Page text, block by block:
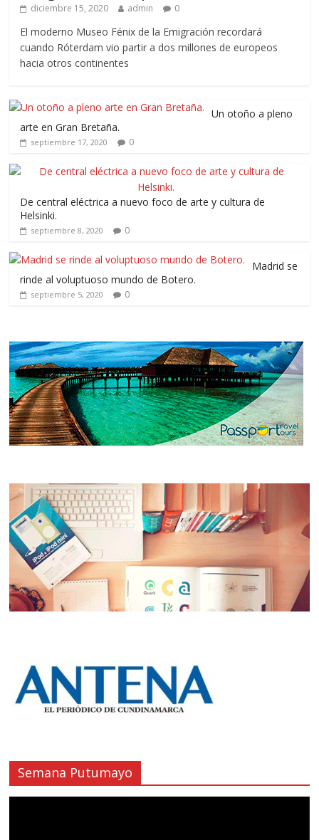
diciembre 15, 2020 admin 0
El moderno Museo Fénix de la Emigración recordará
cuando Róterdam vio partir a dos millones de europeos
hacia otros continentes
Un otoño a pleno
arte en Gran Bretaña.
septiembre 17, 2020 0
De central eléctrica a nuevo foco de arte y cultura de
Helsinki.
septiembre 8, 2020 0
Madrid se
rinde al voluptuoso mundo de Botero.
septiembre 5, 2020 0
Semana Putumayo